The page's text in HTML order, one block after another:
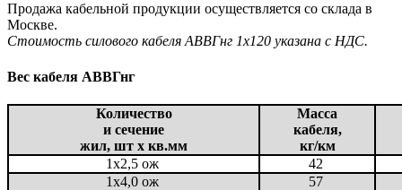
Продажа кабельной продукции осуществляется со склада в
Москве.
Стоимость силового кабеля АВВГнг 1х120 указана с НДС.
Вес кабеля АВВГнг
Количество
и сечение
жил, шт х кв.мм
Масса
кабеля,
кг/км
1x2,5 ож
42
1x4,0 ож
57